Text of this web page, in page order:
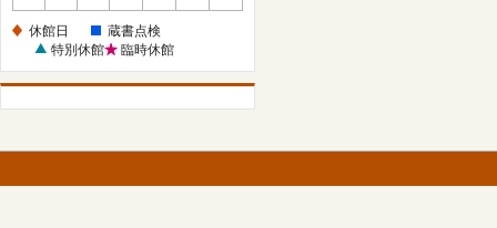
日
休館日
蔵書点検
特別休館
臨時休館